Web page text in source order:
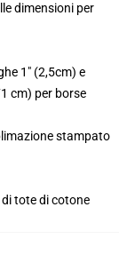
dimensioni per
1" (2,5cm) e
cm) per borse
stampato
tote di cotone